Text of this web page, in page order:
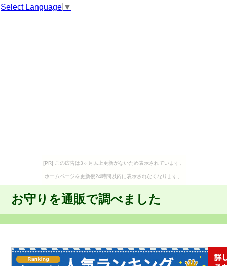
Select Language ▼
[PR] この広告は3ヶ月以上更新がないため表示されています。
ホームページを更新後24時間以内に表示されなくなります。
お守りを通販で調べました